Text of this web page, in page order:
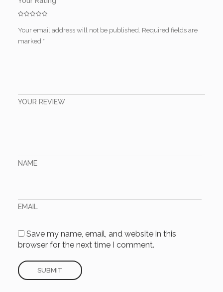
Your email address will not be published. Required fields are
marked *
YOUR REVIEW
NAME
EMAIL
Save my name, email, and website in this
browser for the next time I comment.